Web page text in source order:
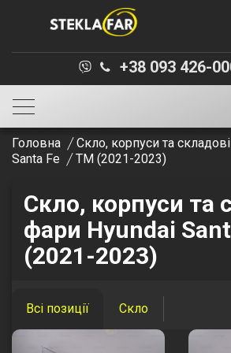
+38 093 426-
Головна Скло, корпуси та
Santa Fe
TM (2021-2023)
Скло, корпуси та
фари Hyundai
(2021-2023)
Всі позиції Скло